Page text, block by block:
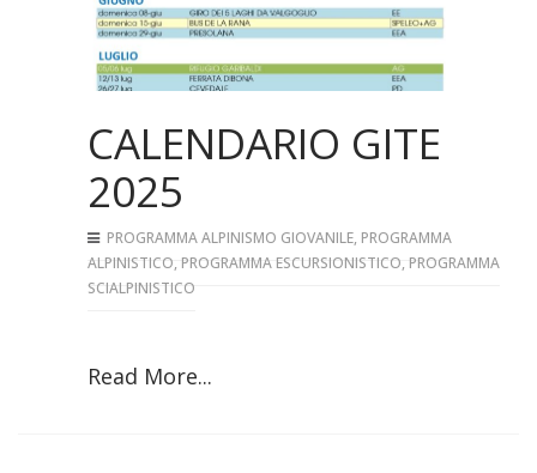
CALENDARIO GITE
2025
PROGRAMMA ALPINISMO GIOVANILE, PROGRAMMA
ALPINISTICO, PROGRAMMA ESCURSIONISTICO, PROGRAMMA
SCIALPINISTICO
Read More...